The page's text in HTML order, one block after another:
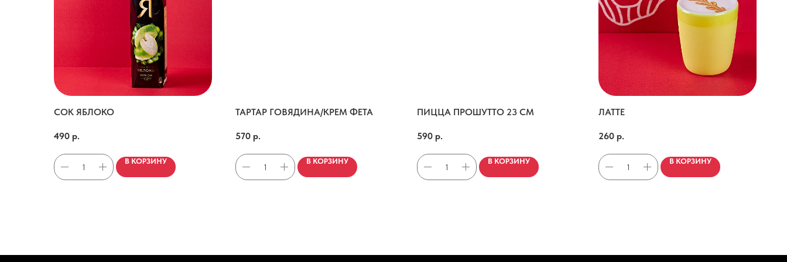
СОК ЯБЛОКО
490 р.
В КОРЗИНУ
ТАРТАР ГОВЯДИНА/КРЕМ ФЕТА
570 р.
В КОРЗИНУ
ПИЦЦА ПРОШУТТО 23 СМ
590 р.
В КОРЗИНУ
ЛАТТЕ
260 р.
В КОРЗИНУ